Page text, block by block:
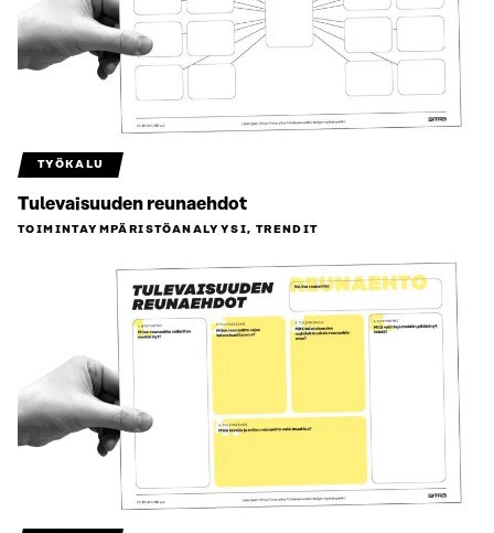
TYÖKALU
Tulevaisuuden reunaehdot
TOIMINTAYMPÄRISTÖ­ANALYYSI, TRENDIT